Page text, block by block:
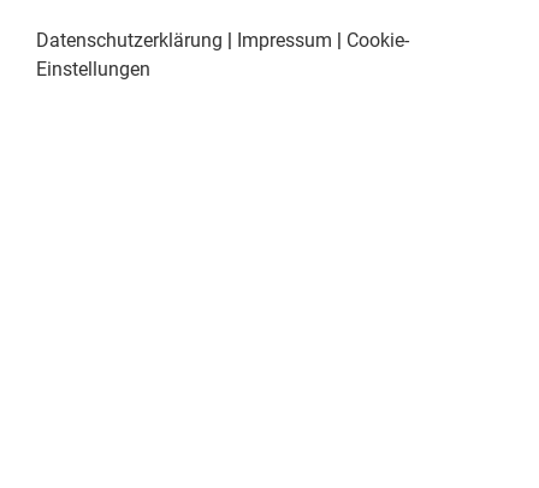
Datenschutzerklärung | Impressum | Cookie-
Einstellungen